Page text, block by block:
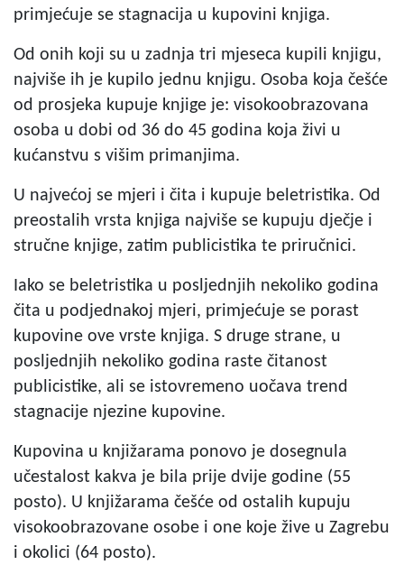
primjećuje se stagnacija u kupovini knjiga.
Od onih koji su u zadnja tri mjeseca kupili knjigu,
najviše ih je kupilo jednu knjigu. Osoba koja češće
od prosjeka kupuje knjige je: visokoobrazovana
osoba u dobi od 36 do 45 godina koja živi u
kućanstvu s višim primanjima.
U najvećoj se mjeri i čita i kupuje beletristika. Od
preostalih vrsta knjiga najviše se kupuju dječje i
stručne knjige, zatim publicistika te priručnici.
Iako se beletristika u posljednjih nekoliko godina
čita u podjednakoj mjeri, primjećuje se porast
kupovine ove vrste knjiga. S druge strane, u
posljednjih nekoliko godina raste čitanost
publicistike, ali se istovremeno uočava trend
stagnacije njezine kupovine.
Kupovina u knjižarama ponovo je dosegnula
učestalost kakva je bila prije dvije godine (55
posto). U knjižarama češće od ostalih kupuju
visokoobrazovane osobe i one koje žive u Zagrebu
i okolici (64 posto).